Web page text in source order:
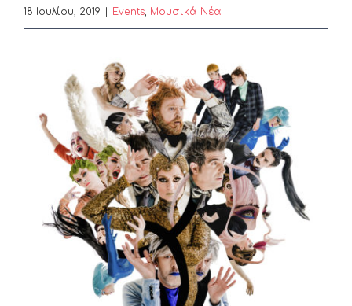
18 Ιουλίου, 2019 Events, Μουσικά Νέα
Larger
Image